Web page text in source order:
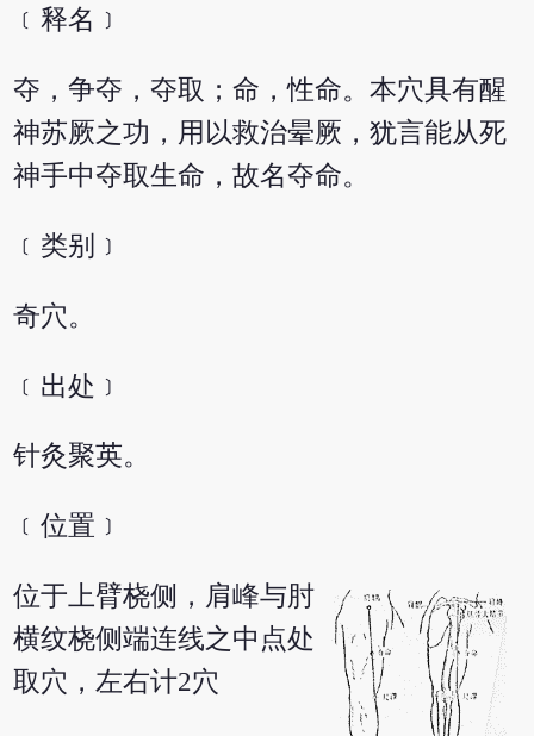
﹝释名﹞
夺，争夺，夺取；命，性命。本穴具有醒
神苏厥之功，用以救治晕厥，犹言能从死
神手中夺取生命，故名夺命。
﹝类别﹞
奇穴。
﹝出处﹞
针灸聚英。
﹝位置﹞
位于上臂桡侧，肩峰与肘
横纹桡侧端连线之中点处
取穴，左右计2穴